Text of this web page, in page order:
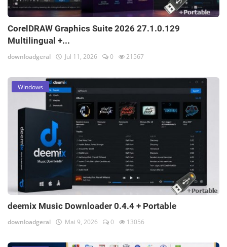
CorelDRAW Graphics Suite 2026 27.1.0.129
Multilingual +...
downloadgeral Jul 11, 2026 0 21567
Windows
deemix Music Downloader 0.4.4 + Portable
downloadgeral Mai 9, 2026 0 13056